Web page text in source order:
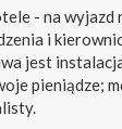
- na wyjazd
i
jest
pieniądze;